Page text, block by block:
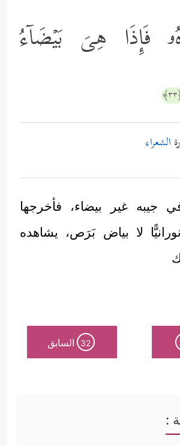
فَإِذَا هِیَ بَیۡضَاۤءُ
الشعراء
جيبه غير بيضاء، فأخرجها
لا بياض بَرَص، يشاهده
32 السابق
: